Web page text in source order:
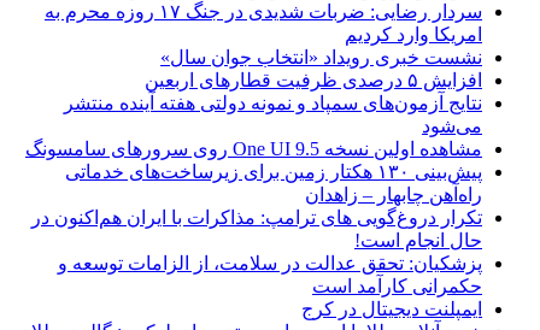
سردار رضایی: ضربات شدیدی در جنگ ۱۷ روزه محرم به
امریکا وارد کردیم
نشست خبری رویداد «انتخاب جوان سال»
افزایش ۵ درصدی ظرفیت قطارهای اربعین
نتایج آزمون‌های سمپاد و نمونه دولتی هفته آینده منتشر
می‌شود
مشاهده اولین نسخه One UI 9.5 روی سرورهای سامسونگ
پیش‌بینی ۱۳۰ هکتار زمین برای زیرساخت‌های خدماتی
راه‌آهن چابهار – زاهدان
تکرار دروغ‌گویی های ترامپ: مذاکرات با ایران هم‌اکنون در
حال انجام است!
پزشکیان: تحقق عدالت در سلامت، از الزامات توسعه و
حکمرانی کارآمد است
ایمپلنت دیجیتال در کرج